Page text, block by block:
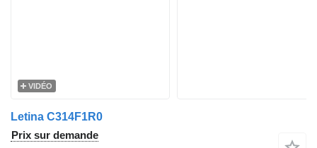
VIDÉO
Letina C314F1R0
Prix sur demande